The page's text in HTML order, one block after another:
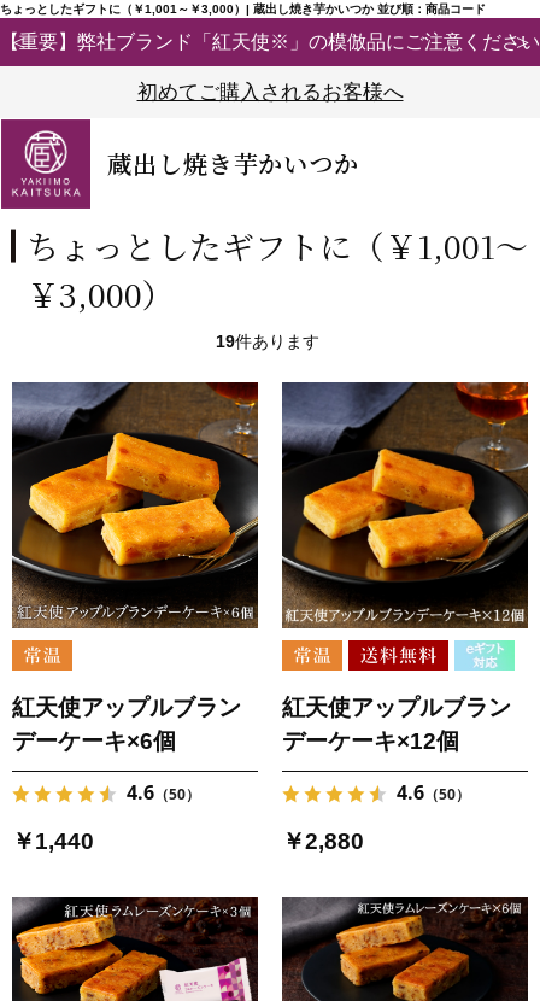
ちょっとしたギフトに（￥1,001～￥3,000）| 蔵出し焼き芋かいつか 並び順：商品コード
【重要】弊社ブランド「紅天使※」の模倣品にご注意ください
初めてご購入されるお客様へ
蔵出し焼き芋かいつか
ちょっとしたギフトに（￥1,001～
￥3,000）
19件あります
紅天使アップルブラン
デーケーキ×6個
4.6 （50）
￥1,440
紅天使アップルブラン
デーケーキ×12個
4.6 （50）
￥2,880